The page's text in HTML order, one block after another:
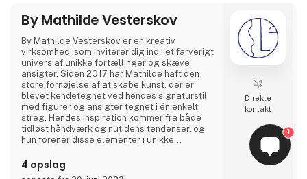
gicléetryk o
By Mathilde Vesterskov
By Mathilde Vesterskov er en kreativ
virksomhed, som inviterer dig ind i et farverigt
univers af unikke fortællinger og skæve
ansigter. Siden 2017 har Mathilde haft den
store fornøjelse af at skabe kunst, der er
blevet kendetegnet ved hendes signaturstil
med figurer og ansigter tegnet i én enkelt
streg. Hendes inspiration kommer fra både
tidløst håndværk og nutidens tendenser, og
hun forener disse elementer i unikke
Mathilde formidler historier gennem
4 opslag
Direkte
kontakt
1